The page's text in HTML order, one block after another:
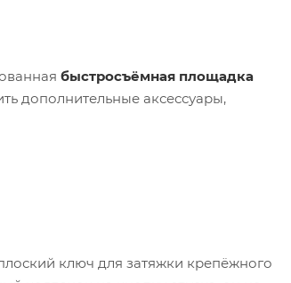
быстросъёмная площадка
дополнительные аксессуары,
ключ для затяжки крепёжного